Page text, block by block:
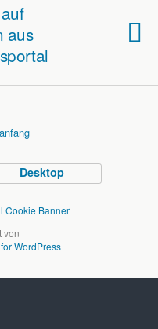
aus
Desktop
Cookie Banner
von
WordPress